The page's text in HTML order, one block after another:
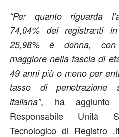
“Per quanto riguarda
74,04% dei registranti
25,98% è donna, con
maggiore nella fascia di
49 anni più o meno per
tasso di penetrazione
italiana”, ha aggiunto
Responsabile Unità
Tecnologico di Registro